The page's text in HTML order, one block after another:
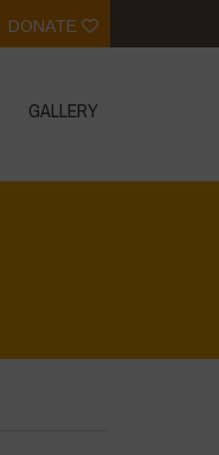
DONATE
GALLERY